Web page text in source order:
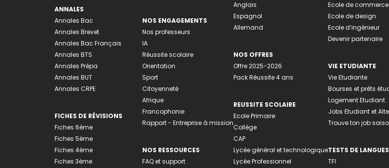
ANNALES
Annales Bac
Annales Brevet
Annales Bac Français
Annales BTS
Annales Prépa
Annales BUT
Annales CRPE
FICHES DE RÉVISIONS
Fiches 6ème
Fiches 5ème
Fiches 4ème
Fiches 3ème
NOS ENGAGEMENTS
Nos professeurs
IA
Réussite scolaire
Orientation
Sport
Citoyenneté
Afrique
Francophonie
Rapport - Entreprise à mission
NOS RESSOURCES
FAQ et support
Anglais
Espagnol
Allemand
NOS OFFRES
Offre 2025-2026
Pack Réussite 4 ans
REUSSITE SCOLAIRE
Ecole Primaire
Collège
CAP
Lycée général et technologique
Lycée Professionnel
Ecole de commerce
Ecole de design
Ecole d’ingénieur
Devenir partenaire
VIE ETUDIANTE
Vie Etudiante
Bourses et prêts
Logement Etudiant
Jobs Etudiant et
Trouve ton job
TESTS DE LANGUES
TFI